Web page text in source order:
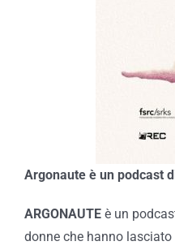
Argonaute è un podcast
ARGONAUTE è un
donne che hanno